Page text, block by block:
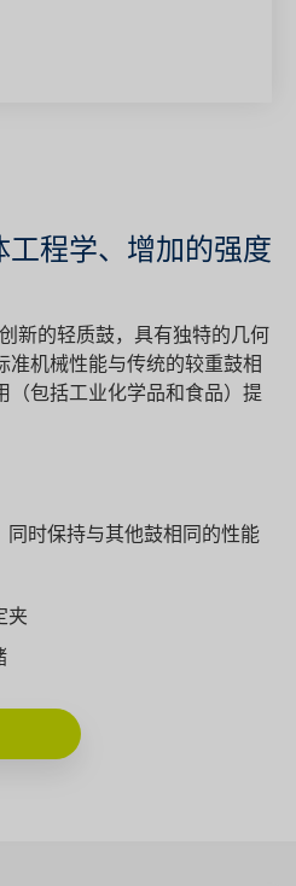
程学、增加的强度
新的轻质鼓，具有独特的几何
准机械性能与传统的较重鼓相
（包括工业化学品和食品）提
同时保持与其他鼓相同的性能
夹